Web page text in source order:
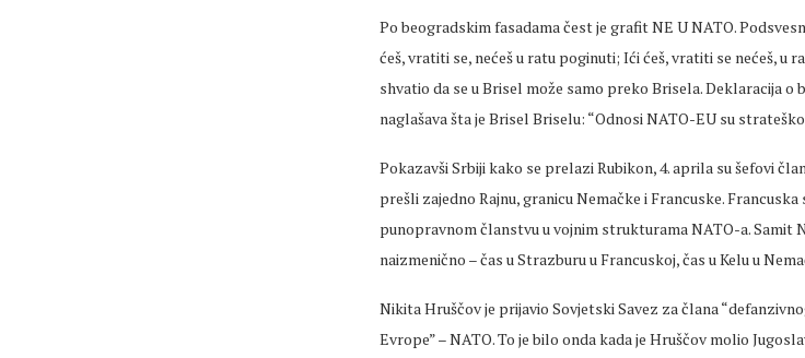
Po beogradskim fasadama čest je grafit NE U NATO.
ćeš, vratiti se, nećeš u ratu poginuti; Ići ćeš, vratiti se nećeš, u
shvatio da se u Brisel može samo preko Brisela. Deklaracija o
naglašava šta je Brisel Briselu: “Odnosi NATO-EU su
Pokazavši Srbiji kako se prelazi Rubikon, 4. aprila su šefovi
prešli zajedno Rajnu, granicu Nemačke i Francuske.
punopravnom članstvu u vojnim strukturama NATO-a. Samit
naizmenično – čas u Strazburu u Francuskoj, čas u Kelu u
Nikita Hruščov je prijavio Sovjetski Savez za člana
Evrope” – NATO. To je bilo onda kada je Hruščov molio